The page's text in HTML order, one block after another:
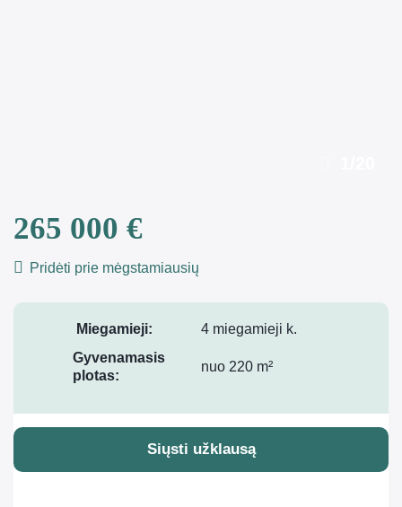
265 000 €
Pridėti prie mėgstamiausių
Miegamieji:
4 miegamieji k.
Gyvenamasis
plotas:
nuo 220 m²
Siųsti užklausą